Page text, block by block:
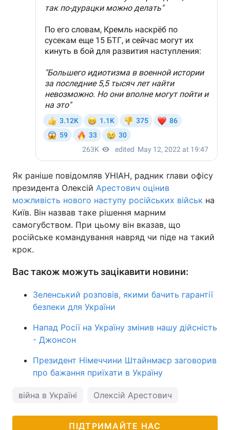
Як раніше повідомляв УНІАН, радник глави офісу
президента Олексій Арестович оцінив
можливість нового наступу російських військ на
Київ. Він назвав таке рішення марним
самогубством. При цьому він вказав, що
російське командування навряд чи піде на такий
крок.
Вас також можуть зацікавити новини:
Зеленський розповів, якими бачить гарантії
безпеки для України
Напад Росії на Україну змінив нашу дійсність
- Джонсон
Президент Німеччини Штайнмаєр заговорив
про бажання приїхати в Україну
війна в Україні Олексій Арестович
ПІДТРИМАЙТЕ НАС